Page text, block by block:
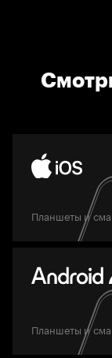
Планшеты и
Планшеты и